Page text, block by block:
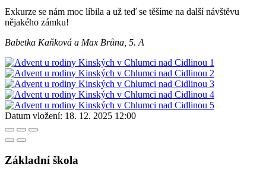
Exkurze se nám moc líbila a už teď se těšíme na další návštěvu
nějakého zámku!
Babetka Kaňková a Max Brůna, 5. A
Datum vložení: 18. 12. 2025 12:00
Základní škola